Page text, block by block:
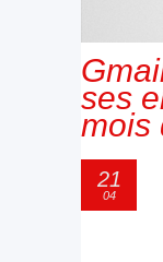
ses
mois
21
04